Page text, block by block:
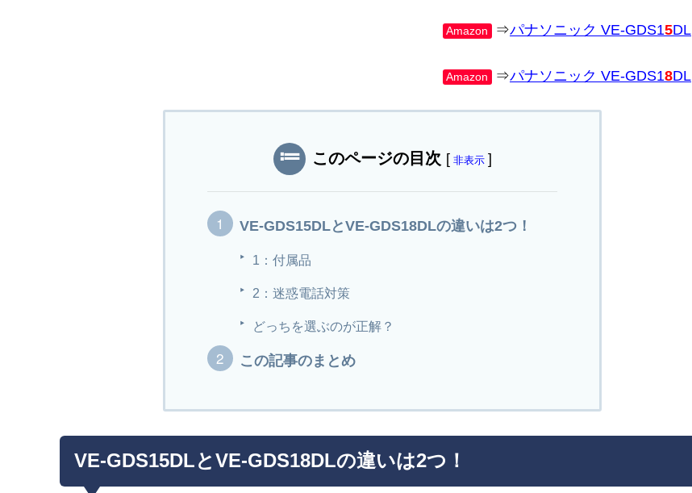
Amazon ⇒パナソニック VE-GDS15DL
Amazon ⇒パナソニック VE-GDS18DL
このページの目次 [ 非表示 ]
VE-GDS15DLとVE-GDS18DLの違いは2つ！
1：付属品
2：迷惑電話対策
どっちを選ぶのが正解？
この記事のまとめ
VE-GDS15DLとVE-GDS18DLの違いは2つ！